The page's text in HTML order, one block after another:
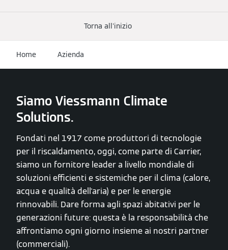
Torna all'inizio
Home Azienda
Siamo Viessmann Climate
Solutions.
Fondati nel 1917 come produttori di tecnologie
per il riscaldamento, oggi, come parte di Carrier,
siamo un fornitore leader a livello mondiale di
soluzioni efficienti e sistemiche per il clima (calore,
acqua e qualità dell'aria) e per le energie
rinnovabili. Dare forma agli spazi abitativi per le
generazioni future: questa è la responsabilità che
affrontiamo ogni giorno insieme ai nostri partner
(commerciali).